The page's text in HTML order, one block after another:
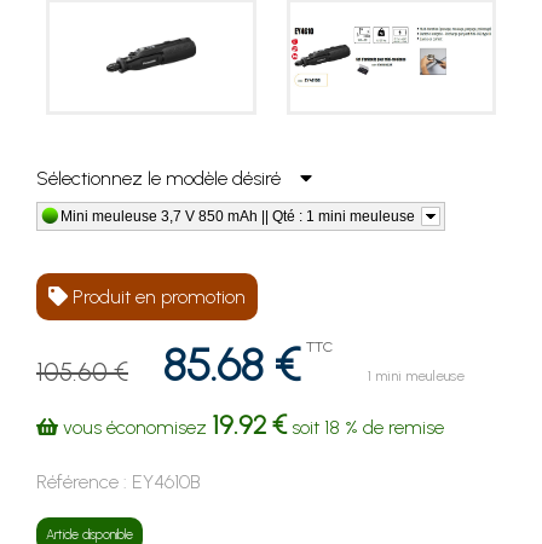
Sélectionnez le modèle désiré
Mini meuleuse 3,7 V 850 mAh || Qté : 1 mini meuleuse
Produit en promotion
105.60 € 85.68 € TTC
1 mini meuleuse
vous économisez 19.92 €soit 18 % de remise
Référence : EY4610B
Article disponible